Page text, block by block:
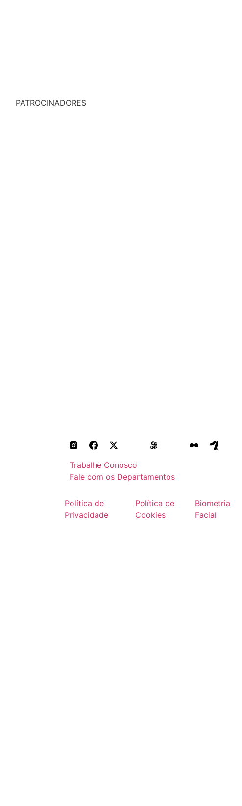
PATROCINADORES
Trabalhe Conosco
Fale com os Departamentos
Política de
Privacidade
Política de
Cookies
Biometria
Facial